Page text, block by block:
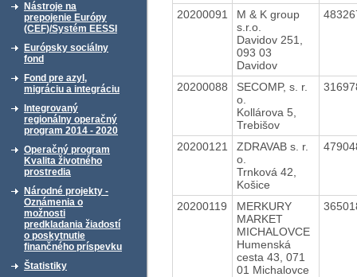
Nástroje na
prepojenie Európy
(CEF)/Systém EESSI
Európsky sociálny
fond
Fond pre azyl,
migráciu a integráciu
Integrovaný
regionálny operačný
program 2014 - 2020
Operačný program
Kvalita životného
prostredia
Národné projekty -
Oznámenia o
možnosti
predkladania žiadostí
o poskytnutie
finančného príspevku
Štatistiky
20200091
M & K group
s.r.o.
Davidov 251,
093 03
Davidov
20200088
SECOMP, s. r.
o.
Kollárova 5,
Trebišov
20200121
ZDRAVAB s. r.
o.
Trnková 42,
Košice
20200119
MERKURY
MARKET
MICHALOVCE
Humenská
cesta 43, 071
01 Michalovce